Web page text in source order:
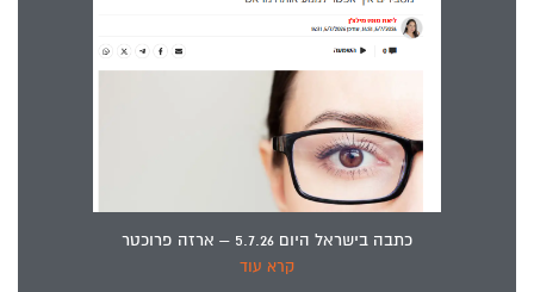
כתבה בישראל היום 5.7.26 – ארזה פרוכטר
קרא עוד